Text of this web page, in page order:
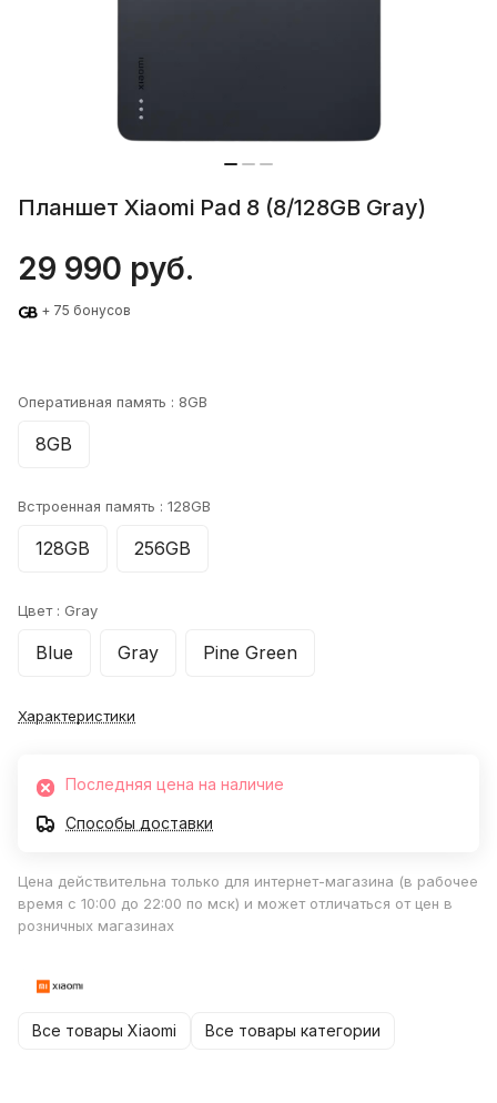
Планшет Xiaomi Pad 8 (8/128GB Gray)
29 990 руб.
+ 75 бонусов
Оперативная память : 8GB
8GB
Встроенная память : 128GB
128GB 256GB
Цвет : Gray
Blue Gray Pine Green
Характеристики
Последняя цена на наличие
Способы доставки
Цена действительна только для интернет-магазина (в рабочее
время с 10:00 до 22:00 по мск) и может отличаться от цен в
розничных магазинах
Все товары Xiaomi Все товары категории